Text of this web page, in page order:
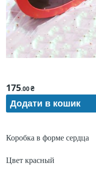
175.00₴
Коробка в форме сердца
Цвет красный